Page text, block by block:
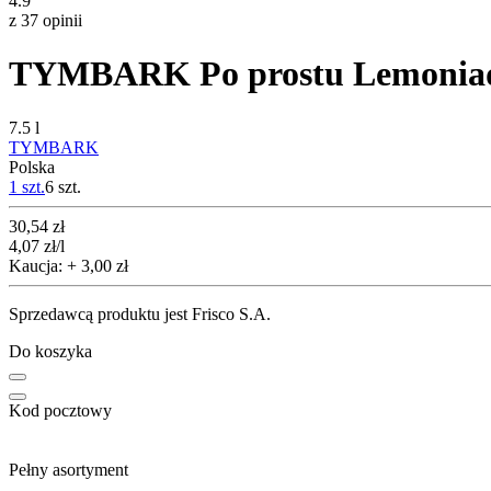
z 37 opinii
TYMBARK Po prostu
7.5 l
TYMBARK
Polska
1 szt.6 szt.
Cena
30,54 zł
4,07 zł/l
Kaucja: + 3,00 zł
Sprzedawcą produktu jest Frisco S.A.
Do koszyka
Kod pocztowy
Pełny asortyment